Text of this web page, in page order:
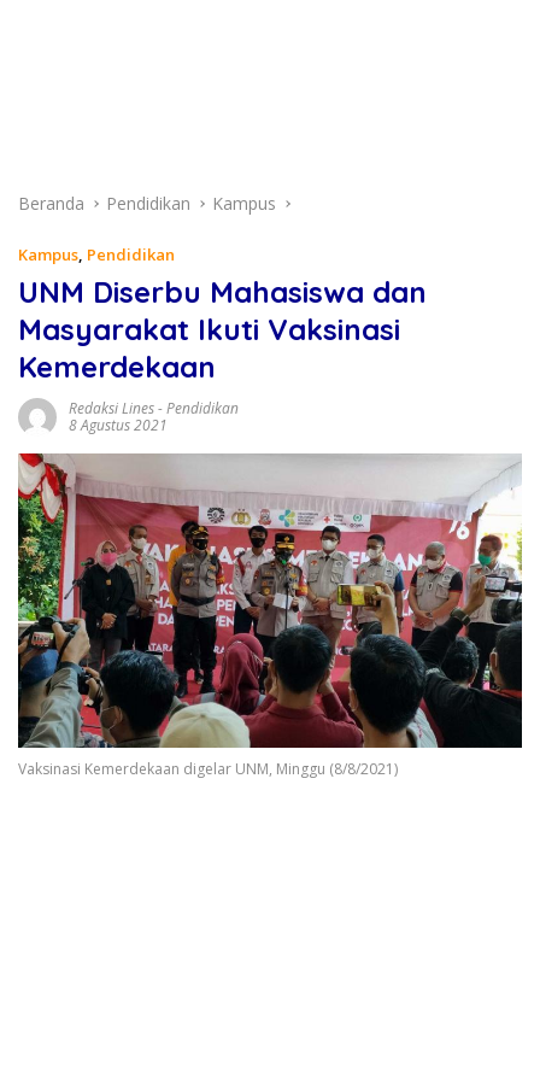
Beranda Pendidikan Kampus
Kampus, Pendidikan
UNM Diserbu Mahasiswa dan
Masyarakat Ikuti Vaksinasi
Kemerdekaan
Redaksi Lines-Pendidikan
8 Agustus 2021
Vaksinasi Kemerdekaan digelar UNM, Minggu (8/8/2021)